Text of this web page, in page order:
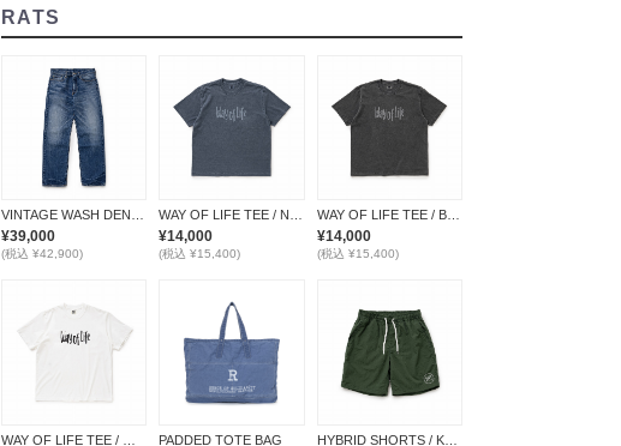
RATS
¥39,000
(税込 ¥42,900)
¥14,000
(税込 ¥15,400)
WAY OF LIFE TEE / BLACK
¥14,000
(税込 ¥15,400)
PADDED TOTE BAG HYBRID SHORTS / KHAKI